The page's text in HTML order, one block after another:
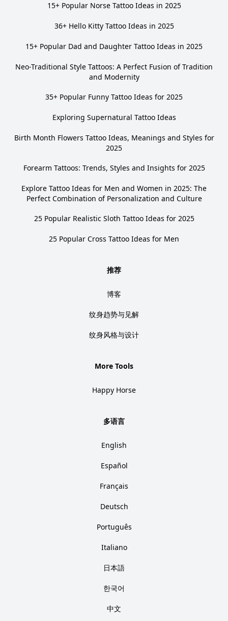
15+ Popular Norse Tattoo Ideas in 2025
36+ Hello Kitty Tattoo Ideas in 2025
15+ Popular Dad and Daughter Tattoo Ideas in 2025
Neo-Traditional Style Tattoos: A Perfect Fusion of Tradition
and Modernity
35+ Popular Funny Tattoo Ideas for 2025
Exploring Supernatural Tattoo Ideas
Birth Month Flowers Tattoo Ideas, Meanings and Styles for
2025
Forearm Tattoos: Trends, Styles and Insights for 2025
Explore Tattoo Ideas for Men and Women in 2025: The
Perfect Combination of Personalization and Culture
25 Popular Realistic Sloth Tattoo Ideas for 2025
25 Popular Cross Tattoo Ideas for Men
推荐
博客
纹身趋势与见解
纹身风格与设计
More Tools
Happy Horse
多语言
English
Español
Français
Deutsch
Português
Italiano
日本語
한국어
中文